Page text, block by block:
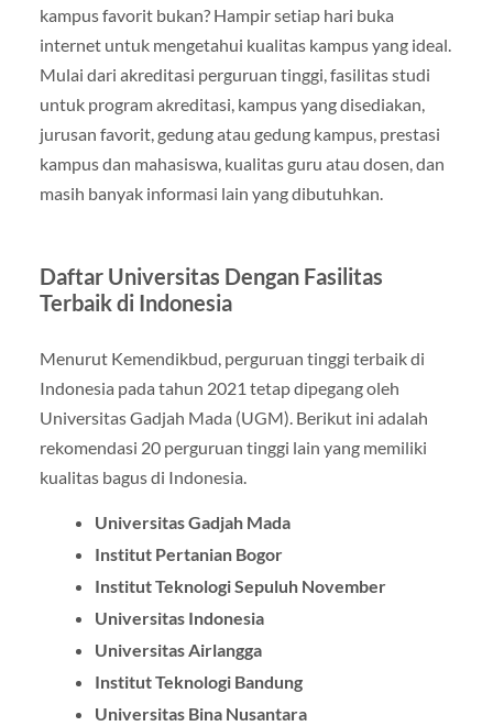
kampus favorit bukan? Hampir setiap hari buka
internet untuk mengetahui kualitas kampus yang ideal.
Mulai dari akreditasi perguruan tinggi, fasilitas studi
untuk program akreditasi, kampus yang disediakan,
jurusan favorit, gedung atau gedung kampus, prestasi
kampus dan mahasiswa, kualitas guru atau dosen, dan
masih banyak informasi lain yang dibutuhkan.
Daftar Universitas Dengan Fasilitas
Terbaik di Indonesia
Menurut Kemendikbud, perguruan tinggi terbaik di
Indonesia pada tahun 2021 tetap dipegang oleh
Universitas Gadjah Mada (UGM). Berikut ini adalah
rekomendasi 20 perguruan tinggi lain yang memiliki
kualitas bagus di Indonesia.
Universitas Gadjah Mada
Institut Pertanian Bogor
Institut Teknologi Sepuluh November
Universitas Indonesia
Universitas Airlangga
Institut Teknologi Bandung
Universitas Bina Nusantara